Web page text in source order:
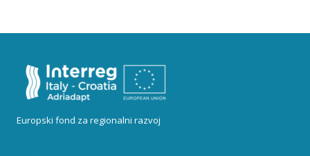
Europski fond za regionalni razvoj